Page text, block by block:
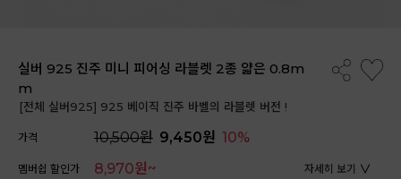
실버 925 진주 미니 피어싱 라블렛 2종 얇은 0.8m
m
[전체 실버925] 925 베이직 진주 바벨의 라블렛 버전 !
가격 10,500원 9,450원 10%
멤버쉽 할인가 8,970원~ 자세히 보기